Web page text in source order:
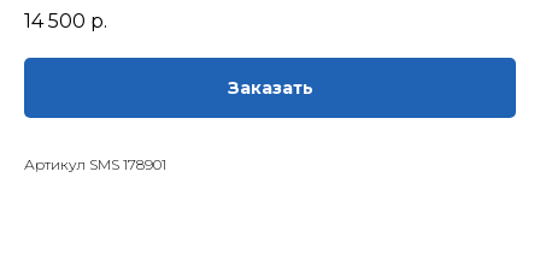
14 500 р.
Заказать
Артикул SMS 178901